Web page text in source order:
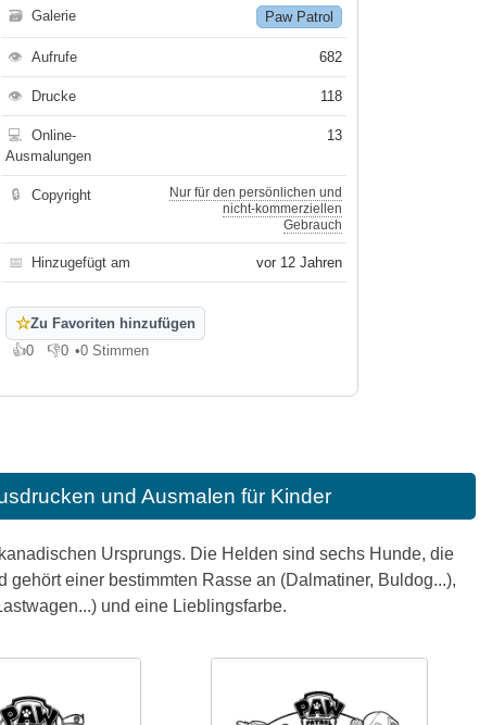
🗃 Galerie Paw Patrol
👁 Aufrufe 682
👁 Drucke 118
💻
Online-
Ausmalungen
13
🔒 Copyright
Nur für den persönlichen und
nicht-kommerziellen
Gebrauch
📅 Hinzugefügt am vor 12 Jahren
☆Zu Favoriten hinzufügen
👍0
Gefällt mir
👎0
Gefällt mir nicht
•0 Stimmen
und Ausmalen für Kinder
Ursprungs. Die Helden sind sechs Hunde, die
einer bestimmten Rasse an (Dalmatiner, Buldog...),
und eine Lieblingsfarbe.